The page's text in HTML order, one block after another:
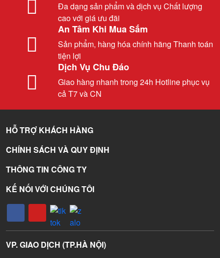
Đa dạng sản phẩm và dịch vụ Chất lượng
cao với giá ưu đãi
An Tâm Khi Mua Sắm
Sản phẩm, hàng hóa chính hãng Thanh toán
tiện lợi
Dịch Vụ Chu Đáo
Giao hàng nhanh trong 24h Hotline phục vụ
cả T7 và CN
HỖ TRỢ KHÁCH HÀNG
CHÍNH SÁCH VÀ QUY ĐỊNH
THÔNG TIN CÔNG TY
KẾ NỐI VỚI CHÚNG TÔI
VP. GIAO DỊCH (TP.HÀ NỘI)